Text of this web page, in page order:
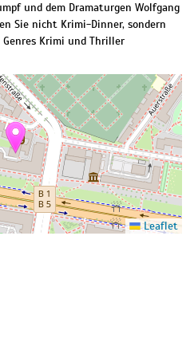
und dem Dramaturgen Wolfgang
Sie nicht Krimi-Dinner, sondern
Genres Krimi und Thriller
Leaflet